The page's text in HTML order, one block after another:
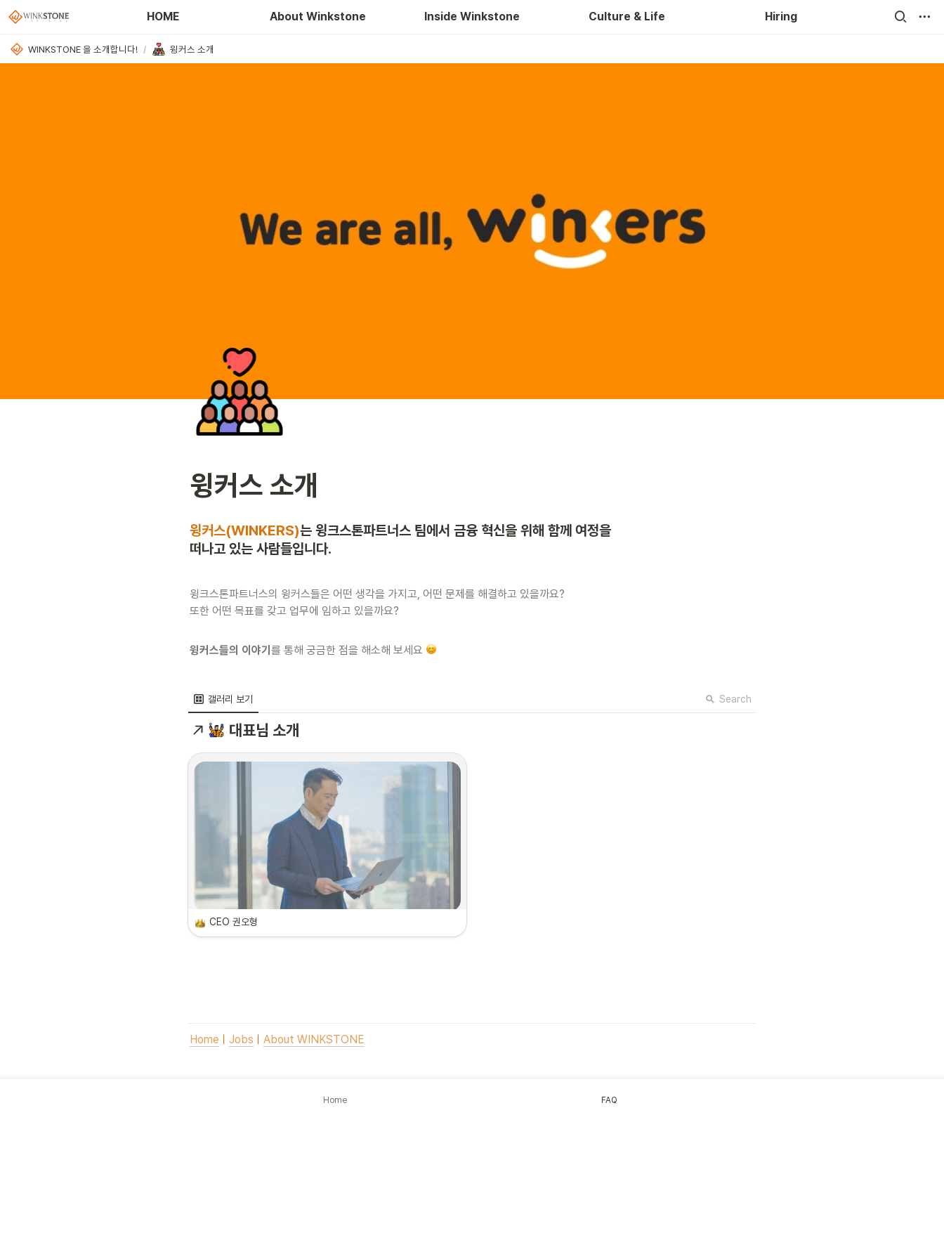
HOME About Winkstone Inside Winkstone Culture & Life Hiring
WINKSTONE 을 소개합니다! / 윙커스 소개
복지제도 및 혜택 FAQ
윙커스 소개
윙커스(WINKERS)는 윙크스톤파트너스 팀에서 금융 혁신을 위해 함께 여정을
떠나고 있는 사람들입니다.
윙크스톤파트너스의 윙커스들은 어떤 생각을 가지고, 어떤 문제를 해결하고 있을까요?
또한 어떤 목표를 갖고 업무에 임하고 있을까요?
윙커스들의 이야기 를 통해 궁금한 점을 해소해 보세요
갤러리 보기 Search
대표님 소개
권오형 대표이사는 대우증권 딜링룸, 삼일회계법인 FAS, PwC Dallas office 등
윙크스톤의 대표이사로서 전략과 재무뿐만 아니라 금융상품의 기획과 심사 프로세스
권오형 대표이사는 한국과 미국 공인회계사와 신용평가사 자격을 보유하고 있으며
CEO 권오형
Home Jobs About WINKSTONE
Home FAQ